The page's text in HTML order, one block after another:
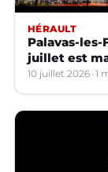
HÉRAULT
Palavas-
juillet est
10 juillet 2026 1